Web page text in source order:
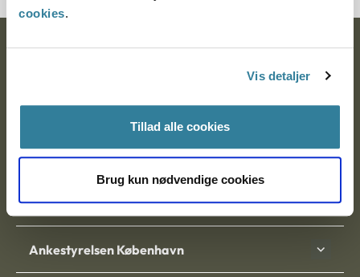
cookies.
Vis detaljer
Tillad alle cookies
Brug kun nødvendige cookies
Ankestyrelsen
Ankestyrelsen Aalborg
Ankestyrelsen København